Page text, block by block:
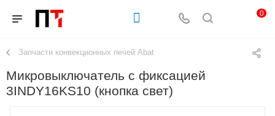
0
Запчасти конвекционных печей Abat
Микровыключатель с фиксацией
3INDY16KS10 (кнопка свет)